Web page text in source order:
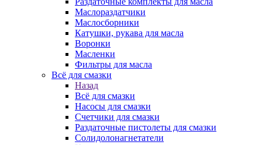
Маслораздатчики
Маслосборники
Катушки, рукава для масла
Воронки
Масленки
Фильтры для масла
Всё для смазки
Назад
Всё для смазки
Насосы для смазки
Счетчики для смазки
Раздаточные пистолеты для смазки
Солидолонагнетатели